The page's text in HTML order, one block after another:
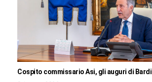
Cospito commissario Asi, gli auguri di Bardi